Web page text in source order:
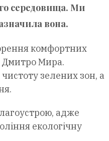
середовища. Ми
вона.
комфортних
Дмитро Мира.
зелених зон, а
адже
екологічну